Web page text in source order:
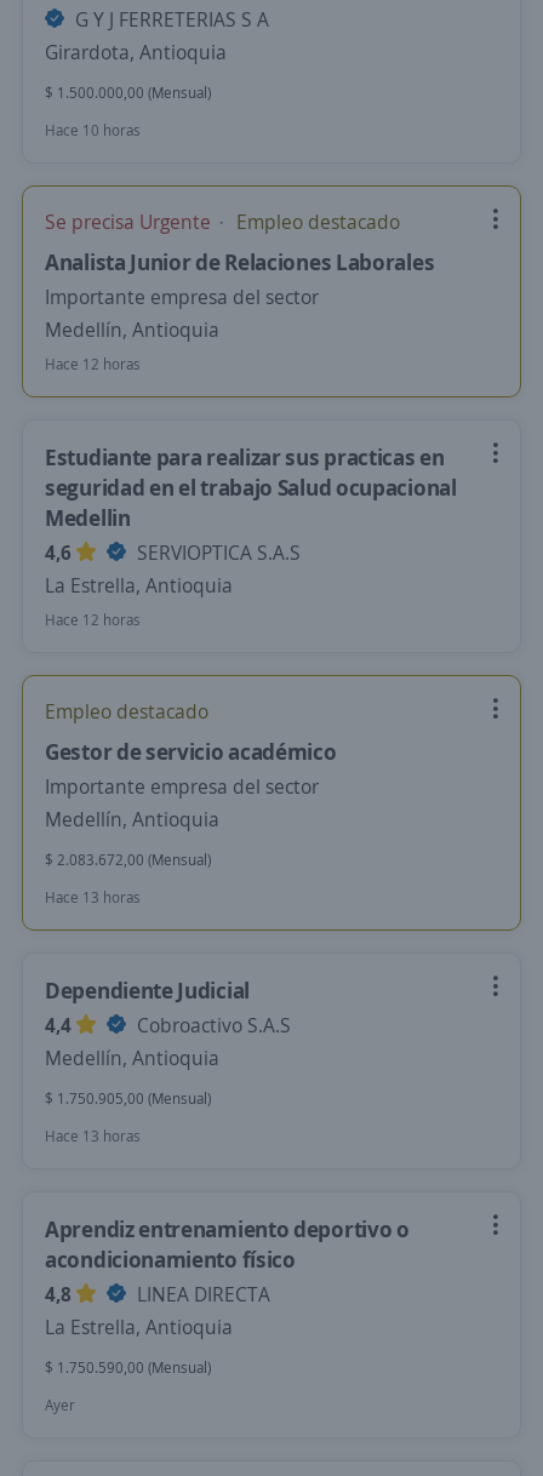
G Y J FERRETERIAS S A
Girardota, Antioquia
$ 1.500.000,00 (Mensual)
Hace 10 horas
Se precisa Urgente Empleo destacado
Analista Junior de Relaciones Laborales
Importante empresa del sector
Medellín, Antioquia
Hace 12 horas
Estudiante para realizar sus practicas en
seguridad en el trabajo Salud ocupacional
Medellin
4,6
SERVIOPTICA S.A.S
La Estrella, Antioquia
Hace 12 horas
Empleo destacado
Gestor de servicio académico
Importante empresa del sector
Medellín, Antioquia
$ 2.083.672,00 (Mensual)
Hace 13 horas
Dependiente Judicial
4,4
Cobroactivo S.A.S
Medellín, Antioquia
$ 1.750.905,00 (Mensual)
Hace 13 horas
Aprendiz entrenamiento deportivo o
acondicionamiento físico
4,8
LINEA DIRECTA
La Estrella, Antioquia
$ 1.750.590,00 (Mensual)
Ayer